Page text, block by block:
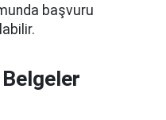
başvuru